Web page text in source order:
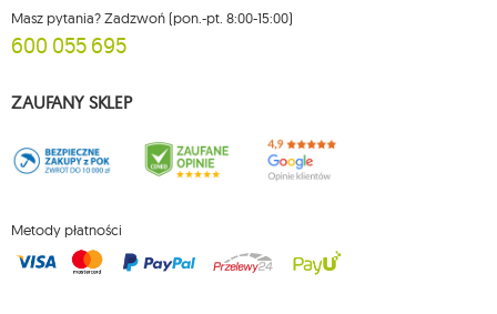
Masz pytania? Zadzwoń (pon.-pt. 8:00-15:00)
600 055 695
ZAUFANY SKLEP
Metody płatności